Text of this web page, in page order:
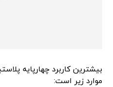
موارد زیر است: